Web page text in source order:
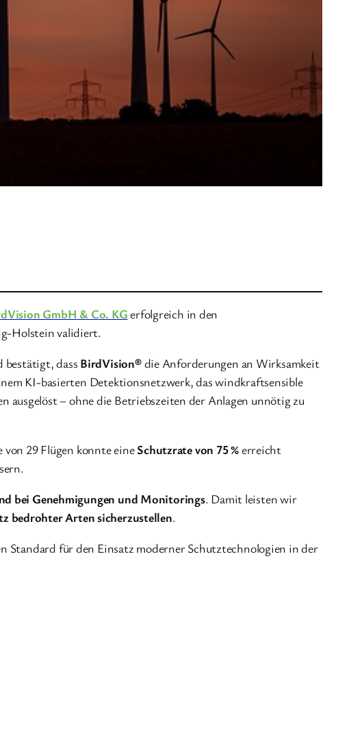
GmbH & Co. KGerfolgreich in den
Holstein validiert.
bestätigt, dass BirdVision®die Anforderungen an Wirksamkeit
KI-basierten Detektionsnetzwerk, das windkraftsensible
– ohne die Betriebszeiten der Anlagen unnötig zu
29 Flügen konnte eineSchutzrate von 75 %erreicht
bei Genehmigungen und Monitorings. Damit leisten wir
bedrohter Arten sicherzustellen.
Standard für den Einsatz moderner Schutztechnologien in der